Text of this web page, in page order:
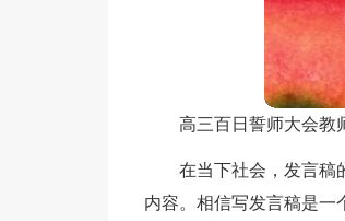
高三百日誓师大会教
在当下社会，发言稿
内容。相信写发言稿是一